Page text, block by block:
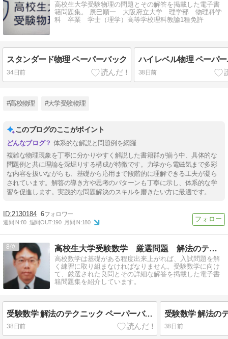
高校生大学受験物理の問題とその解答を掲載した電子書
籍問題集。 辰巳順一 大阪府立大学 理学部 物理科学
科 卒業 学士（理学）高等学校理科教諭1種免許
スタンダード物理 ペーパーバック
34日前
ハイレベル物理 ペーパ
38日前
#高校物理 #大学受験物理
このブログのここがポイント
体系的な解説と問題例を網羅
複雑な物理現象を丁寧に分かりやすく解説した書籍群が揃う中、具体的な
問題例と共に理論を深堀りする構成が特徴です。力学から電磁気まで多彩
な内容を扱いながらも、基礎から応用まで段階的に理解できる工夫が凝ら
されています。解答の導き方や思考のパターンも丁寧に示し、体系的な学
習を促進します。実践的な問題解決のスキルを磨きたい方に最適です。
2130184 6
週間IN:80 週間OUT:190 月間IN:180
8 高校生大学受験数学 厳選問題 解法のテクニック
高校数学は基礎がある程度出来上がれば、入試問題を解
く練習に取り組まなければなりません。受験数学に向け
て、厳選された良問とその詳細な解答を掲載した電子書
籍問題集を紹介しています。
受験数学 解法のテクニック ペーパーバック
38日前 38日前